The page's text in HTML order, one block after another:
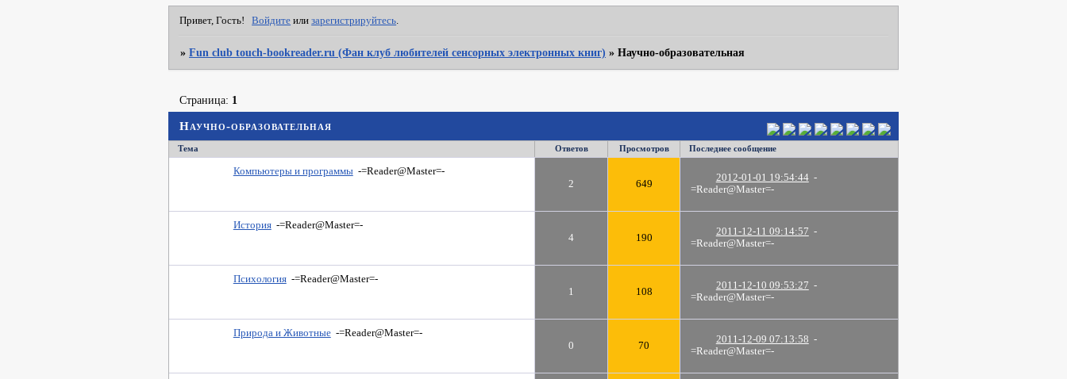
Привет, Гость! Войдите илизарегистрируйтесь
»Fun club touch-bookreader.ru (Фан клуб любителей сенсорных электронных книг) »Научно-образовательная
Научно-образовательная
Страница: 1
Тема Ответов Просмотров Последнее сообщение
Компьютеры и программы -=Reader@Master=-
2
649
2012-01-01 19:54:44 -
=Reader@Master=-
История -=Reader@Master=-
4
190
2011-12-11 09:14:57 -
=Reader@Master=-
Психология -=Reader@Master=-
1
108
2011-12-10 09:53:27 -
=Reader@Master=-
Природа и Животные -=Reader@Master=-
0
70
2011-12-09 07:13:58 -
=Reader@Master=-